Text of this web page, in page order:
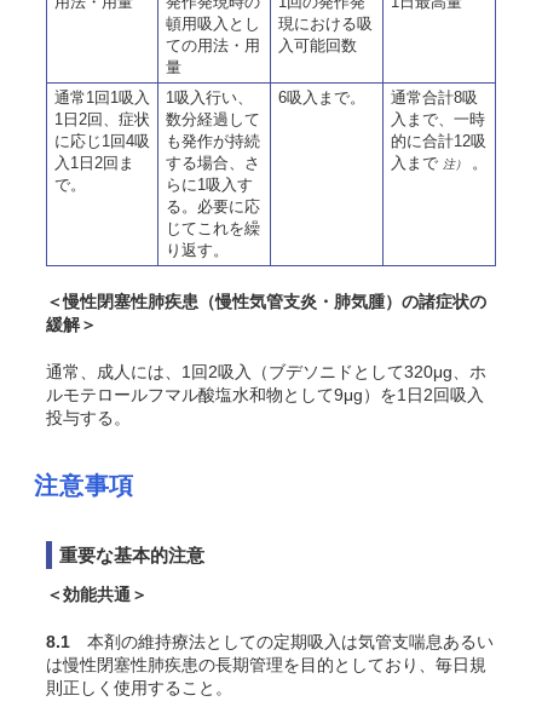
頓用吸入とし
ての用法・用
量
現における吸
入可能回数
通常1回1吸入
1日2回、症状
に応じ1回4吸
入1日2回ま
で。
1吸入行い、
数分経過して
も発作が持続
する場合、さ
らに1吸入す
る。必要に応
じてこれを繰
り返す。
6吸入まで。
通常合計8吸
入まで、一時
的に合計12吸
入まで 注） 。
＜慢性閉塞性肺疾患（慢性気管支炎・肺気腫）の諸症状の
緩解＞
通常、成人には、1回2吸入（ブデソニドとして320μg、ホ
ルモテロールフマル酸塩水和物として9μg）を1日2回吸入
投与する。
注意事項
重要な基本的注意
＜効能共通＞
8.1 本剤の維持療法としての定期吸入は気管支喘息あるい
は慢性閉塞性肺疾患の長期管理を目的としており、毎日規
則正しく使用すること。